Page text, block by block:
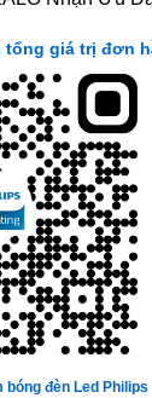
tổng giá trị đơn
bóng đèn Led Philips